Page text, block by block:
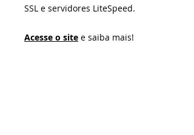
SSL e servidores LiteSpeed.
Acesse o site e saiba mais!